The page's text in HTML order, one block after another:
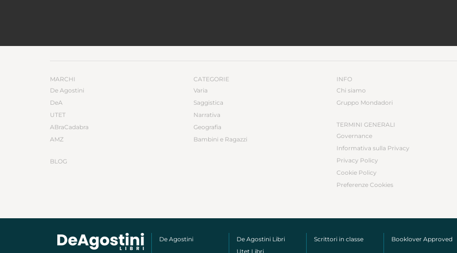
MARCHI
De Agostini
DeA
UTET
ABraCadabra
AMZ
BLOG
CATEGORIE
Varia
Saggistica
Narrativa
Geografia
Bambini e Ragazzi
INFO
Chi siamo
Gruppo Mondadori
TERMINI GENERALI
Governance
Informativa sulla Privacy
Privacy Policy
Cookie Policy
Preferenze Cookies
De Agostini
De Agostini Libri
Utet Libri
Scrittori in classe Booklover Approved